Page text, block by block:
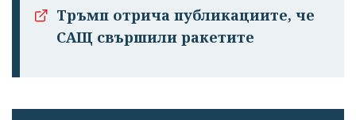
Тръмп отрича публикациите, че
САЩ свършили ракетите